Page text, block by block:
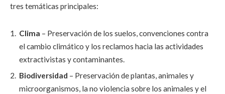
tres temáticas principales:
Clima – Preservación de los suelos, convenciones contra
el cambio climático y los reclamos hacia las actividades
extractivistas y contaminantes.
Biodiversidad – Preservación de plantas, animales y
microorganismos, la no violencia sobre los animales y el